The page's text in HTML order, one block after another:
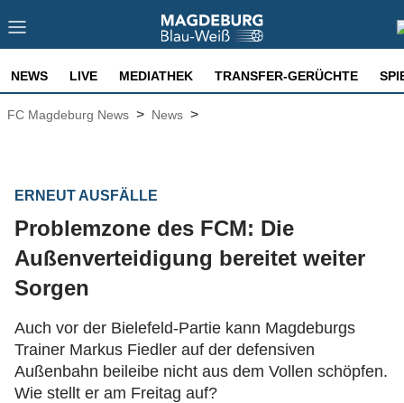
NEWS LIVE MEDIATHEK TRANSFER-GERÜCHTE
FC Magdeburg News > News >
ERNEUT AUSFÄLLE
Problemzone des FCM: Die
Außenverteidigung bereitet weiter
Sorgen
Auch vor der Bielefeld-Partie kann Magdeburgs
Trainer Markus Fiedler auf der defensiven
Außenbahn beileibe nicht aus dem Vollen schöpfen.
Wie stellt er am Freitag auf?